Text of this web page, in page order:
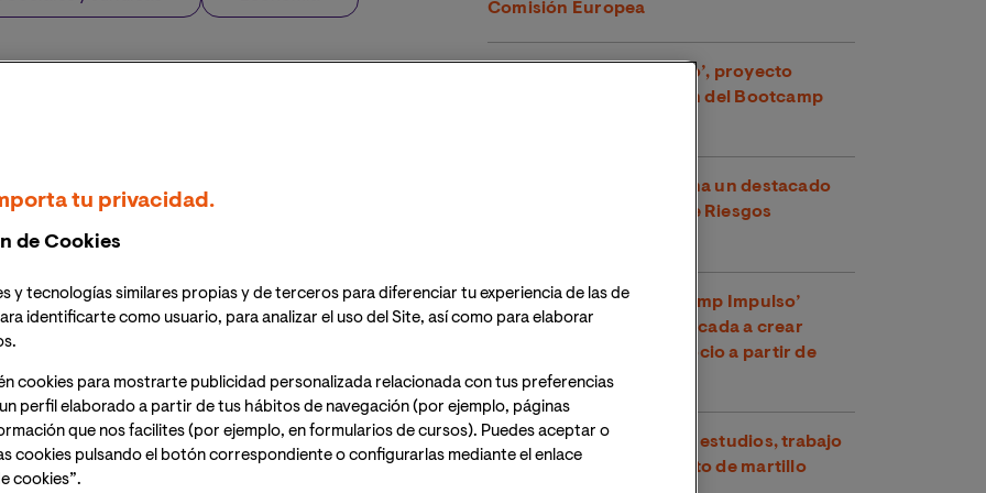
algunas de sus inquietudes. Entre ellas, estaba
completamente distinto del que procedía, pero
le condujo a estudiar el Grado en Economía de
Economía de la Universidad Internacional de
de Valencia (COEV).
Facultad de Ciencias Sociales y Jurídicas y, por otro,
Escrivá, decano, secretario y copresidenta del
, respectivamente.
Comisión Europea
‘Green Ticket Gamificado’, proyecto
ganador de la 10ª edición del Bootcamp
Un estudiante de VIU gana un destacado
premio en Prevención de Riesgos
La IX edición del ‘Bootcamp Impulso’
premia la innovación aplicada a crear
nuevos modelos de negocio a partir de
residuos plásticos
Lydia Cuesta Fernández: estudios, trabajo
y competir en lanzamiento de martillo
tu privacidad.
de Cookies
y tecnologías similares propias y de terceros para diferenciar tu experiencia de las de
identificarte como usuario, para analizar el uso del Site, así como para elaborar
cookies para mostrarte publicidad personalizada relacionada con tus preferencias
perfil elaborado a partir de tus hábitos de navegación (por ejemplo, páginas
que nos facilites (por ejemplo, en formularios de cursos). Puedes aceptar o
cookies pulsando el botón correspondiente o configurarlas mediante el enlace
cookies”.